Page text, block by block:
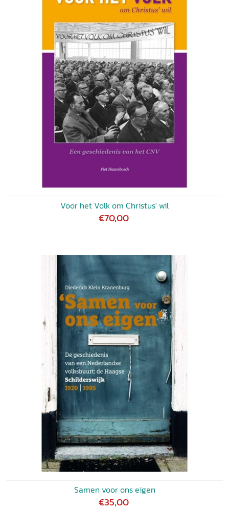
Voor het Volk om Christus' wil
€70,00
Samen voor ons eigen
€35,00